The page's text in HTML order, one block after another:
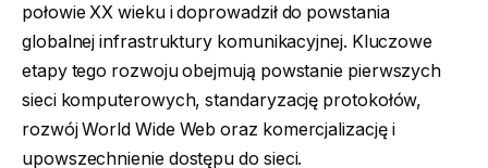
połowie XX wieku i doprowadził do powstania
globalnej infrastruktury komunikacyjnej. Kluczowe
etapy tego rozwoju obejmują powstanie pierwszych
sieci komputerowych, standaryzację protokołów,
rozwój World Wide Web oraz komercjalizację i
upowszechnienie dostępu do sieci.